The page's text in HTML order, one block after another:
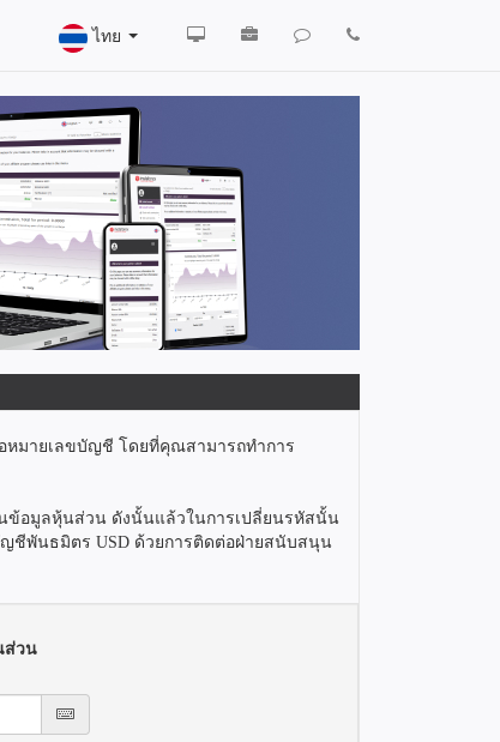
ไทย
มายเลขบัญชี โดยที่คุณสามารถทำการ
ข้อมูลหุ้นส่วน ดังนั้นแล้วในการเปลี่ยนรหัสนั้น
ชีพันธมิตร USD ด้วยการติดต่อฝ่ายสนับสนุน
ส่วน